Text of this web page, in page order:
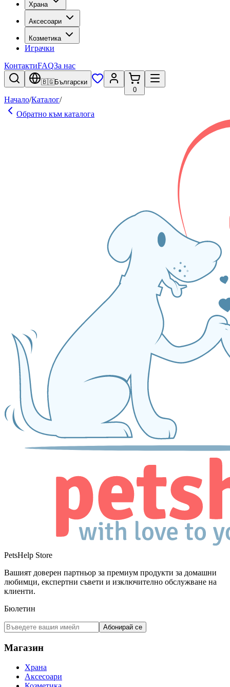
Храна
Аксесоари
Козметика
Играчки
КонтактиFAQЗа нас
🇧🇬Български
0
Начало/Каталог/
Обратно към каталога
PetsHelp Store
Вашият доверен партньор за премиум продукти за домашни
любимци, експертни съвети и изключително обслужване на
клиенти.
Бюлетин
Абонирай се
Магазин
Храна
Аксесоари